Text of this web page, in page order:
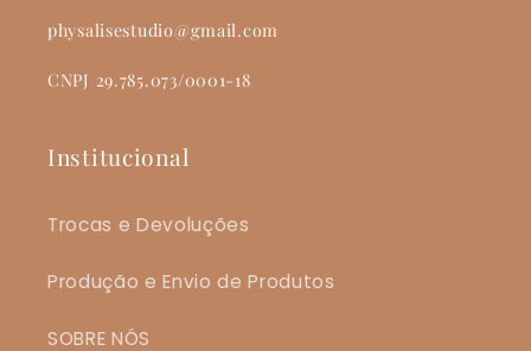
physalisestudio@gmail.com
CNPJ 29.785.073/0001-18
Institucional
Trocas e Devoluções
Produção e Envio de Produtos
SOBRE NÓS